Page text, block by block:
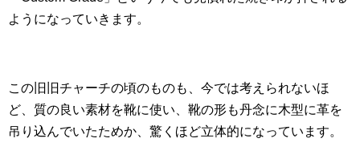
ようになっていきます。
この旧旧チャーチの頃のものも、今では考えられないほ
ど、質の良い素材を靴に使い、靴の形も丹念に木型に革を
吊り込んでいたためか、驚くほど立体的になっています。